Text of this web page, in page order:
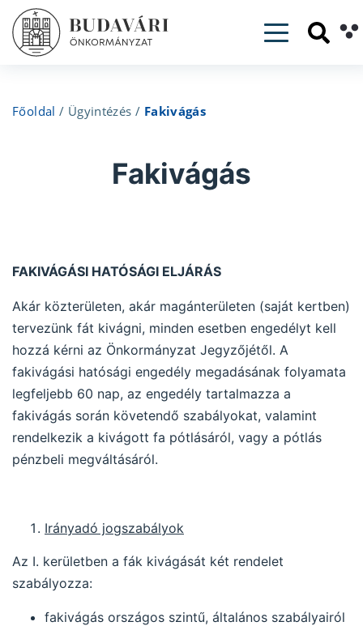
Toggle
Főoldal / Ügyintézés / Fakivágás
Fakivágás
FAKIVÁGÁSI HATÓSÁGI ELJÁRÁS
Akár közterületen, akár magánterületen (saját kertben)
tervezünk fát kivágni, minden esetben engedélyt kell
hozzá kérni az Önkormányzat Jegyzőjétől. A
fakivágási hatósági engedély megadásának folyamata
legfeljebb 60 nap, az engedély tartalmazza a
fakivágás során követendő szabályokat, valamint
rendelkezik a kivágott fa pótlásáról, vagy a pótlás
pénzbeli megváltásáról.
Irányadó jogszabályok
Az I. kerületben a fák kivágását két rendelet
szabályozza:
fakivágás országos szintű, általános szabályairól